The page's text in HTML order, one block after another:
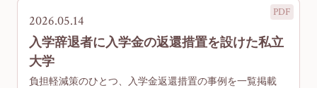
2026.05.14
入学辞退者に入学金の返還措置を設けた私立
大学
負担軽減策のひとつ、入学金返還措置の事例を一覧掲載